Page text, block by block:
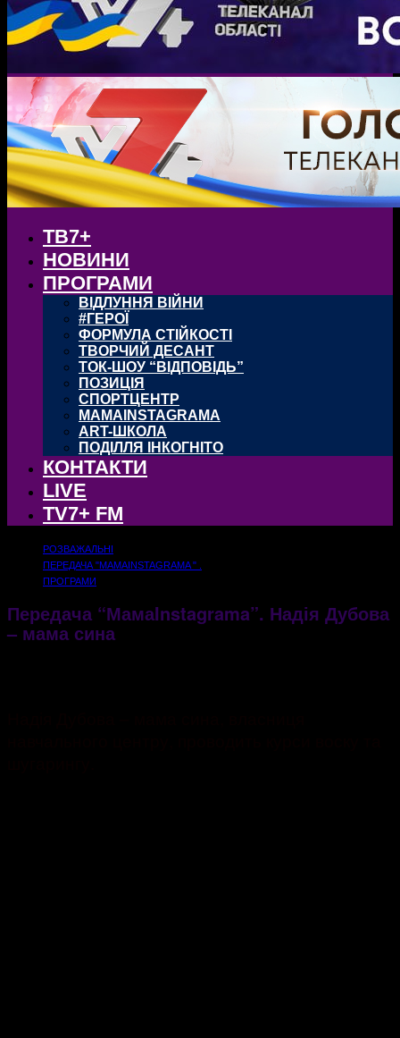
ТВ7+
НОВИНИ
ПРОГРАМИ
ВІДЛУННЯ ВІЙНИ
#ГЕРОЇ
ФОРМУЛА СТІЙКОСТІ
ТВОРЧИЙ ДЕСАНТ
ТОК-ШОУ “ВІДПОВІДЬ”
ПОЗИЦІЯ
СПОРТЦЕНТР
MAMAINSTAGRAMA
ART-ШКОЛА
ПОДІЛЛЯ ІНКОГНІТО
КОНТАКТИ
LIVE
TV7+ FM
РОЗВАЖАЛЬНІ
ПЕРЕДАЧА "МАМАINSTAGRAMA " .
ПРОГРАМИ
Передача “МамаInstagrama”. Надія Дубова
– мама сина